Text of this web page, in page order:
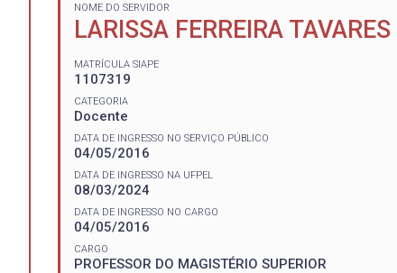
NOME DO SERVIDOR
LARISSA FERREIRA TAVARES
MATRÍCULA SIAPE
1107319
CATEGORIA
Docente
DATA DE INGRESSO NO SERVIÇO PÚBLICO
04/05/2016
DATA DE INGRESSO NA UFPEL
08/03/2024
DATA DE INGRESSO NO CARGO
04/05/2016
CARGO
PROFESSOR DO MAGISTÉRIO SUPERIOR